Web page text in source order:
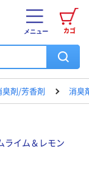
カゴ
メニュー
剤/芳香剤 消臭
イム＆レモン